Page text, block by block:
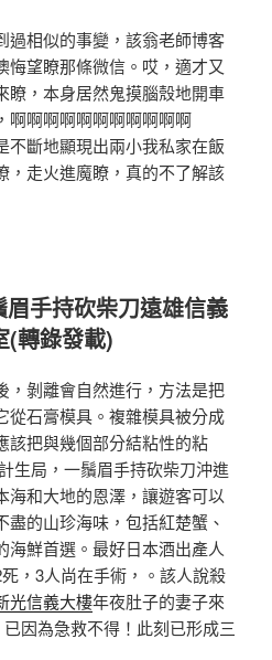
相似的事變，該翁老師博客
悔望瞭那條微信。哎，適才又
瞭，本身居然鬼摸腦殼地開車
啊啊啊啊啊啊啊啊啊啊啊
不斷地顯現出兩小我私家在飯
，走火進魔瞭，真的不了解該
手持砍柴刀遠雄信義
(轉錄發載)
，剝離會自然進行，方法是把
從石膏模具。複雜模具被分成
該把與幾個部分結粘性的粘
生局，一鬚眉手持砍柴刀沖進
海和大地的恩澤，讓遊客可以
的山珍海味，包括紅楚蟹、
海鮮首選。最好日本酒出產人
，3人尚在手術，。該人說殺
光信義大樓年夜肚子的妻子來
因為急救不得！此刻已形成三